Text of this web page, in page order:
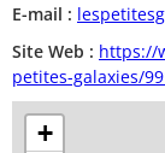
E-mail :
Site Web : https://
petites-galaxies/
+